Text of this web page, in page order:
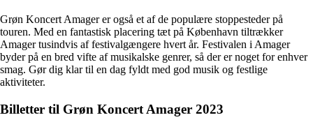
Grøn Koncert Amager er også et af de populære stoppesteder på
touren. Med en fantastisk placering tæt på København tiltrækker
Amager tusindvis af festivalgængere hvert år. Festivalen i Amager
byder på en bred vifte af musikalske genrer, så der er noget for enhver
smag. Gør dig klar til en dag fyldt med god musik og festlige
aktiviteter.
Billetter til Grøn Koncert Amager 2023